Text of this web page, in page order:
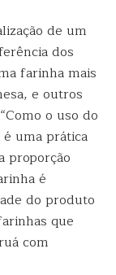
de um
dos
farinha mais
e outros
o uso do
uma prática
proporção
é
do produto
que
com